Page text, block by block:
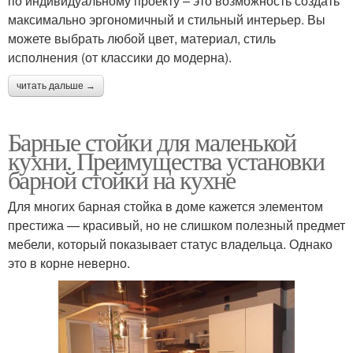
максимально эргономичный и стильный интерьер. Вы
можете выбрать любой цвет, материал, стиль
исполнения (от классики до модерна).
читать дальше →
Барные стойки для маленькой
кухни. Преимущества установки
барной стойки на кухне
Для многих барная стойка в доме кажется элементом
престижа — красивый, но не слишком полезный предмет
мебели, который показывает статус владельца. Однако
это в корне неверно.